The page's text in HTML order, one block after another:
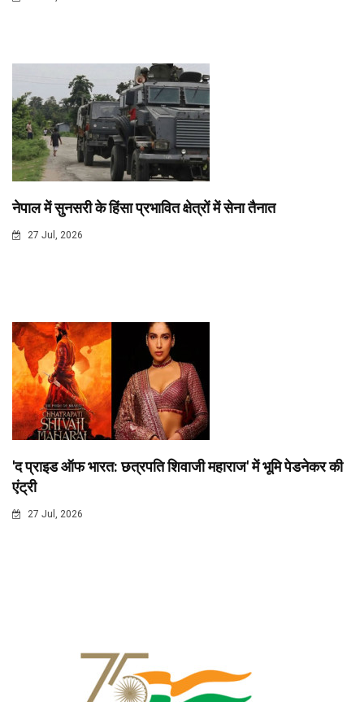
नेपाल में सुनसरी के हिंसा प्रभावित क्षेत्रों में सेना तैनात
27 Jul, 2026
'द प्राइड ऑफ भारत: छत्रपति शिवाजी महाराज' में भूमि पेडनेकर की
एंट्री
27 Jul, 2026